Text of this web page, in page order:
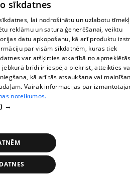
sacenšas Andris
sīkdatnes
lai nodrošinātu un uzlabotu
reklāmu un satura ģenerēšanai, veiktu
datu apkopošanu, kā arī produktu
par visām sīkdatnēm, kuras tiek
var atšķirties atkarībā no
brīdī ir iespēja piekrist, atteikties
kā arī tās atsaukšana vai
Vairāk informācijas par
noteikumos.
→